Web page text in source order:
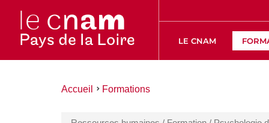
LE CNAM
Vous
Accueil Formations